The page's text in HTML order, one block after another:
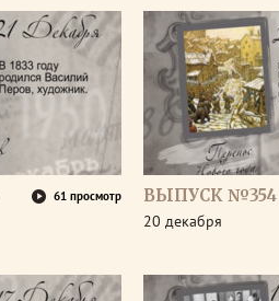
61 просмотр ВЫПУСК №354
20 декабря